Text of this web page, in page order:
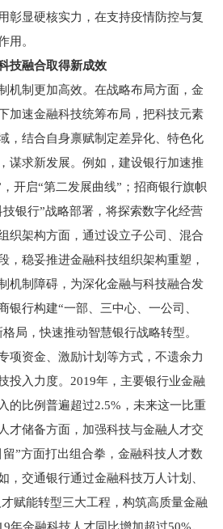
彰显硬核实力，在支持疫情防控与复
用。
技融合取得新成效
制更加高效。在战略布局方面，金
加速金融科技统筹布局，把科技元素
，结合自身禀赋制定差异化、特色化
谋求新发展。例如，建设银行加速推
开启“第二发展曲线”；招商银行旗帜
银行”战略部署，将探索数字化经营
织架构方面，通过设立子公司、混合
，稳妥推进金融科技组织架构重塑，
机制障碍，为深化金融与科技融合发
银行构建“一部、三中心、一公司、
局，快速推动智慧银行战略转型。
项资金、激励计划等方式，不遗余力
投入力度。2019年，主要银行业金融
的比例普遍超过2.5%，未来这一比重
才储备方面，加强科技与金融人才交
”方面打出组合拳，金融科技人才数
，交通银行通过金融科技万人计划、
赋能转型三大工程，构筑高质量金融